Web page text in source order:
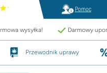
Pomoc
wysyłka! Darmowy
Przewodnik uprawy